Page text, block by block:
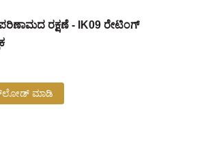
ರಕ್ಷಣೆ - IK09 ರೇಟಿಂಗ್
ಮಾಡಿ